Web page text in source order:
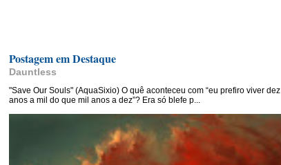
Postagem em Destaque
Dauntless
"Save Our Souls" (AquaSixio) O quê aconteceu com “eu prefiro viver dez
anos a mil do que mil anos a dez”? Era só blefe p...